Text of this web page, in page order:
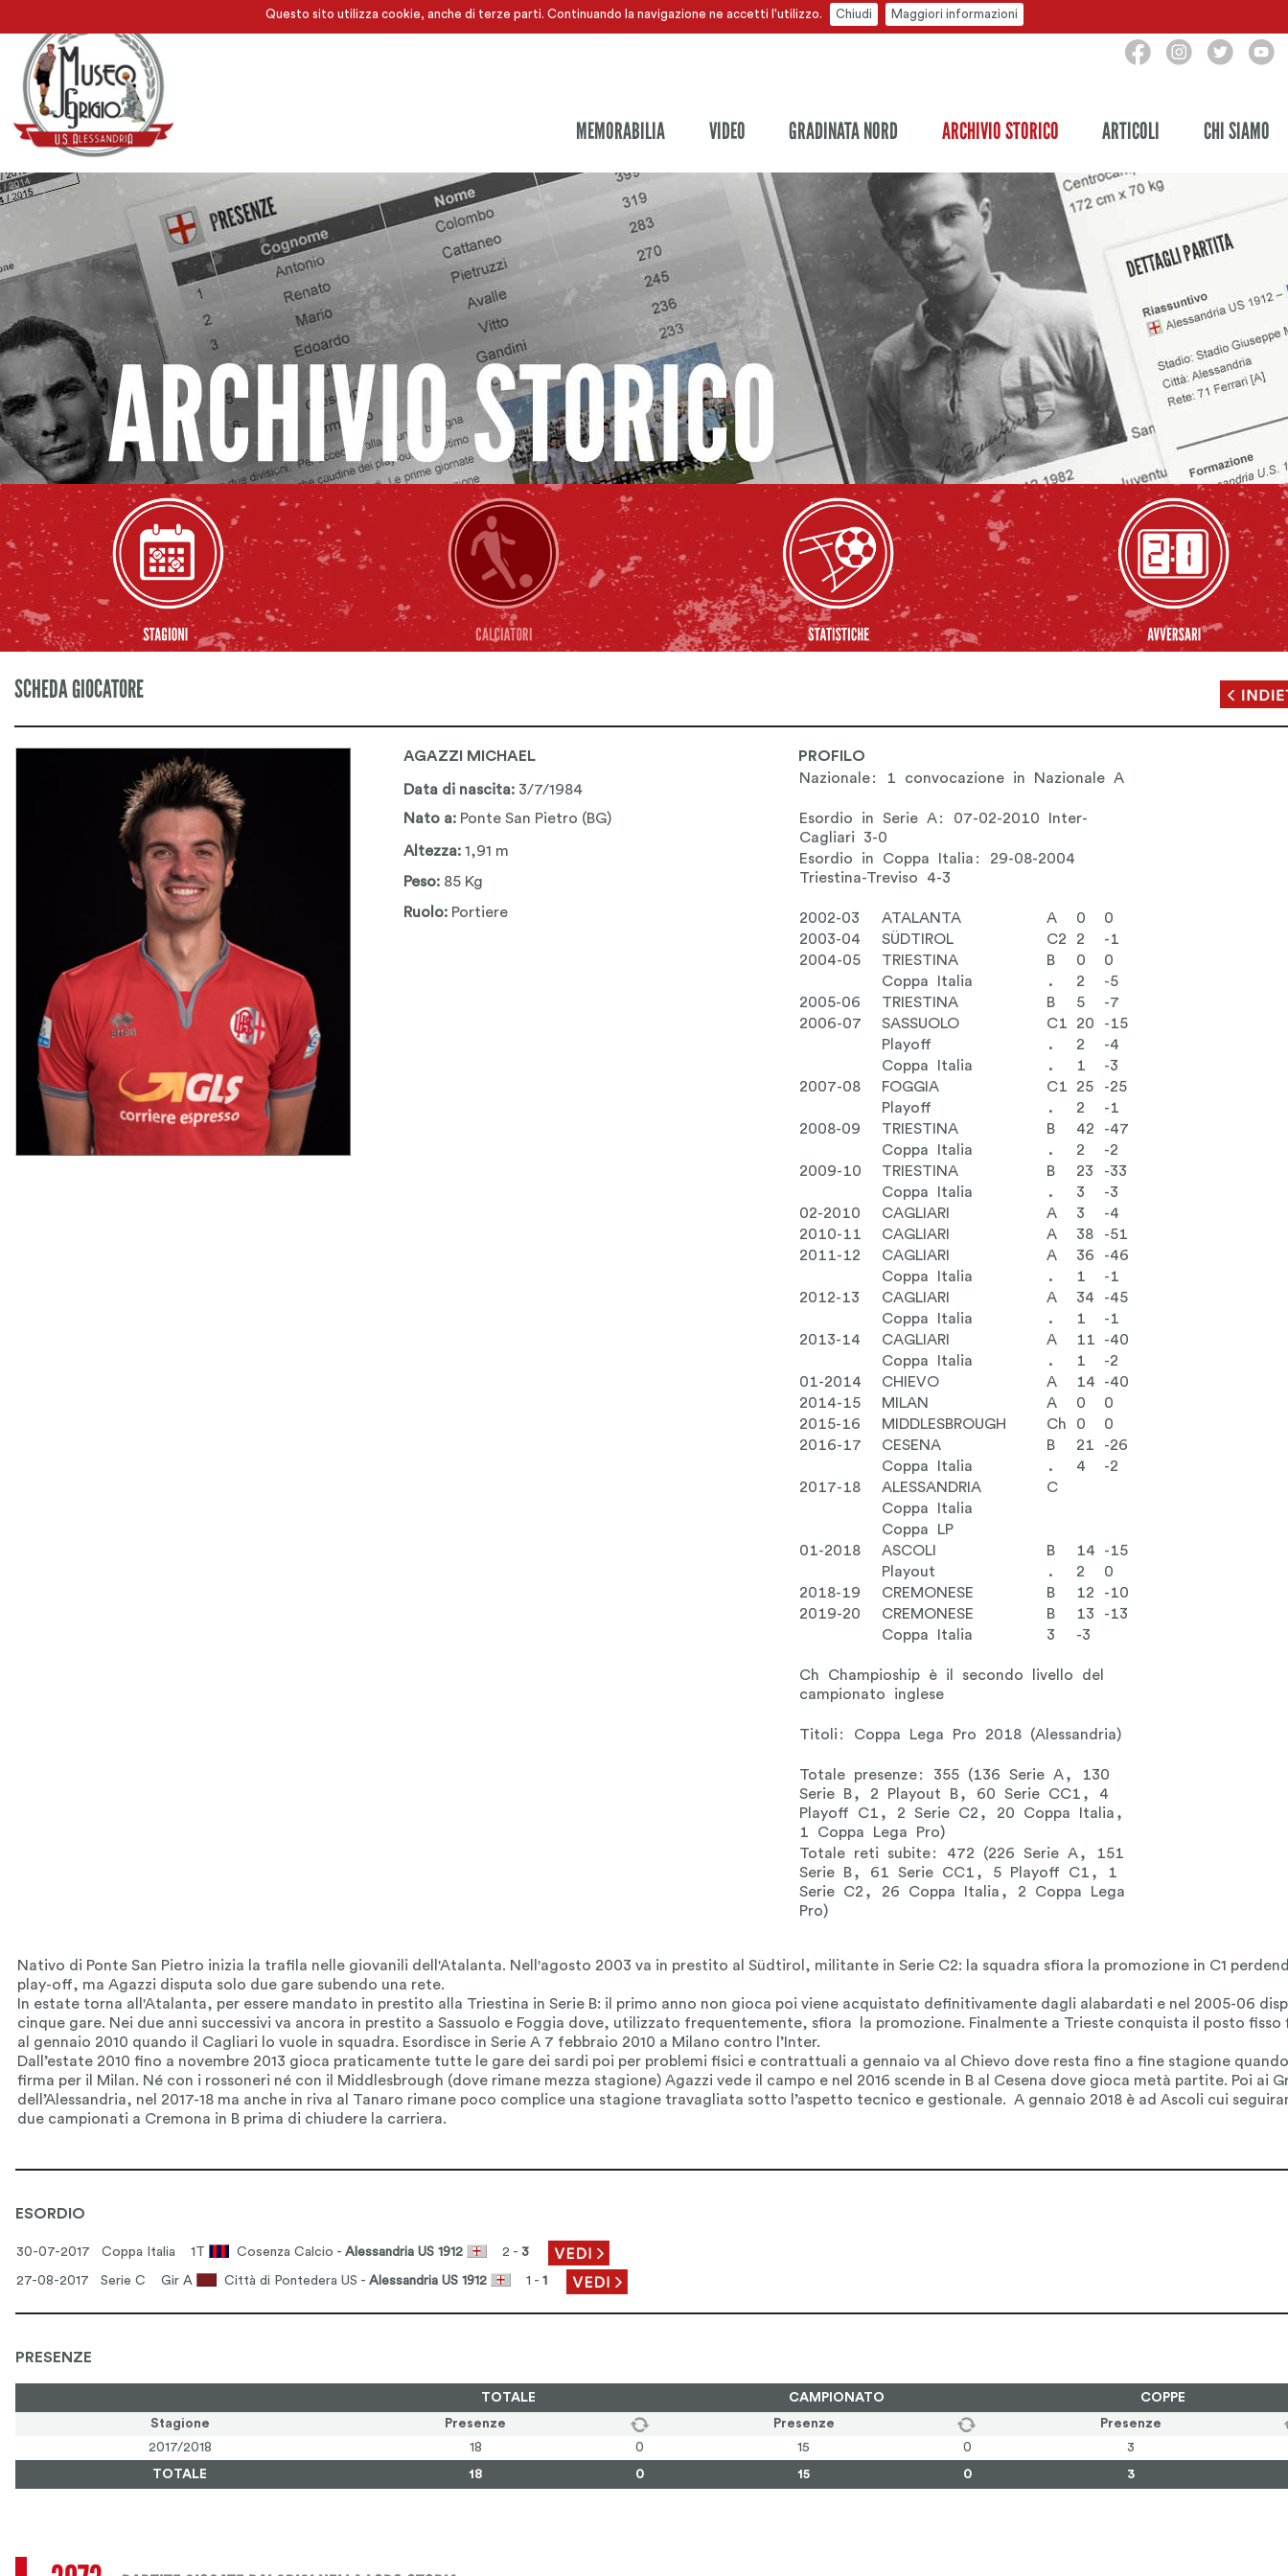
Questo sito utilizza cookie, anche di terze parti. Continuando la navigazione ne accetti l'utilizzo. Chiudi Maggiori informazioni
MEMORABILIA VIDEO GRADINATA NORD ARCHIVIO STORICO ARTICOLI CHI SIAMO
SCHEDA GIOCATORE
AGAZZI MICHAEL
Data di nascita: 3/7/1984
Nato a: Ponte San Pietro (BG)
Altezza: 1,91 m
Peso: 85 Kg
Ruolo: Portiere
PROFILO
Nazionale: 1 convocazione in Nazionale A
Esordio in Serie A: 07-02-2010 Inter-
Cagliari 3-0
Esordio in Coppa Italia: 29-08-2004
Triestina-Treviso 4-3
2002-03 ATALANTA A 0
0
2003-04
SÜDTIROL C2 2
-1
2004-05
TRIESTINA B 0
0
Coppa Italia
. 2
-5
2005-06
TRIESTINA B 5
-7
2006-07
SASSUOLO C1 20
-15
Playoff
. 2
-4
Coppa Italia
. 1
-3
2007-08
FOGGIA C1 25
-25
Playoff
. 2
-1
2008-09
TRIESTINA B 42
-47
Coppa Italia
. 2
-2
2009-10
TRIESTINA B 23
-33
Coppa Italia
. 3
-3
02-2010
CAGLIARI A 3
-4
2010-11
CAGLIARI A 38
-51
2011-12
CAGLIARI A 36
-46
Coppa Italia
. 1
-1
2012-13
CAGLIARI A 34
-45
Coppa Italia
. 1
-1
2013-14
CAGLIARI A 11
-40
Coppa Italia
. 1
-2
01-2014
CHIEVO A 14
-40
2014-15
MILAN A 0
0
2015-16
MIDDLESBROUGH Ch 0
0
2016-17
CESENA B 21
-26
Coppa Italia
. 4
-2
2017-18
ALESSANDRIA
C
Coppa Italia
Coppa LP
01-2018
ASCOLI B 14
-15
Playout
. 2
0
2018-19
CREMONESE B 12
-10
2019-20
CREMONESE B 13
-13
Coppa Italia
3 -3
Ch Champioship è il secondo livello del
campionato inglese
Titoli: Coppa Lega Pro 2018 (Alessandria)
Totale presenze: 355 (136 Serie A, 130
Serie B, 2 Playout B, 60 Serie CC1, 4
Playoff C1, 2 Serie C2, 20 Coppa Italia,
1 Coppa Lega Pro)
Totale reti subite: 472 (226 Serie A, 151
Serie B, 61 Serie CC1, 5 Playoff C1, 1
Serie C2, 26 Coppa Italia, 2 Coppa Lega
Pro)
ESORDIO
30-07-2017 Coppa Italia 1T Cosenza Calcio - Alessandria US 1912 2 - 3
27-08-2017 Serie C Gir A Città di Pontedera US - Alessandria US 1912 1 - 1
PRESENZE
TOTALE CAMPIONATO
COPPE
Stagione
Presenze Presenze
Presenze
2017/2018
18 0 15 0
3
TOTALE
18 0 15 0 3